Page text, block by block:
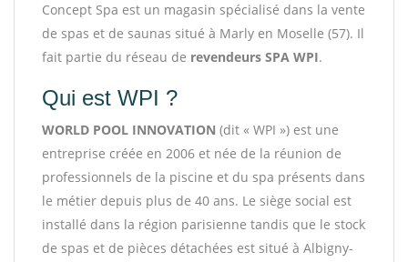
Concept Spa est un magasin spécialisé dans la vente
de spas et de saunas situé à Marly en Moselle (57). Il
fait partie du réseau de revendeurs SPA WPI.
Qui est WPI ?
WORLD POOL INNOVATION (dit « WPI ») est une
entreprise créée en 2006 et née de la réunion de
professionnels de la piscine et du spa présents dans
le métier depuis plus de 40 ans. Le siège social est
installé dans la région parisienne tandis que le stock
de spas et de pièces détachées est situé à Albigny-